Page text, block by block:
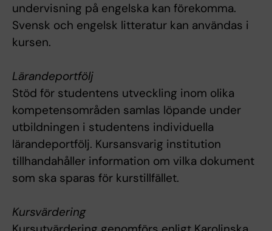
undervisning på engelska kan förekomma.
Svensk och engelsk litteratur kan användas i
kursen.
Lärandeportfölj
Stöd för studentens utveckling inom olika
kompetensområden samlas löpande under
utbildningen i studentens individuella
lärandeportfölj. Kursansvarig institution
tillhandahåller information om vilka dokument
som ska sparas för kurstillfället.
Kursvärdering